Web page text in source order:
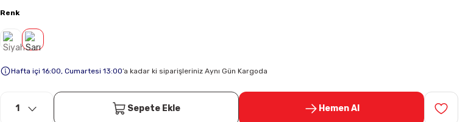
Renk
Hafta içi 16:00, Cumartesi 13:00’a kadar ki siparişleriniz Aynı Gün Kargoda
Sepete Ekle Hemen Al